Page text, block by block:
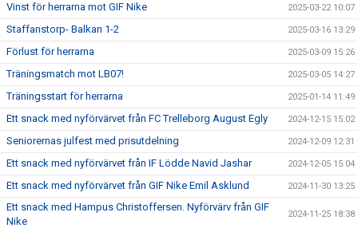
Vinst för herrarna mot GIF Nike 2025-03-22 10:07
Staffanstorp- Balkan 1-2 2025-03-16 13:29
Förlust för herrarna 2025-03-09 15:26
Träningsmatch mot LB07! 2025-03-05 14:27
Träningsstart för herrarna 2025-01-14 11:49
Ett snack med nyförvärvet från FC Trelleborg August Egly 2024-12-15 15:02
Seniorernas julfest med prisutdelning 2024-12-09 12:31
Ett snack med nyförvärvet från IF Lödde Navid Jashar 2024-12-05 15:04
Ett snack med nyförvärvet från GIF Nike Emil Asklund 2024-11-30 13:25
Ett snack med Hampus Christoffersen. Nyförvärv från GIF
Nike
2024-11-25 18:38